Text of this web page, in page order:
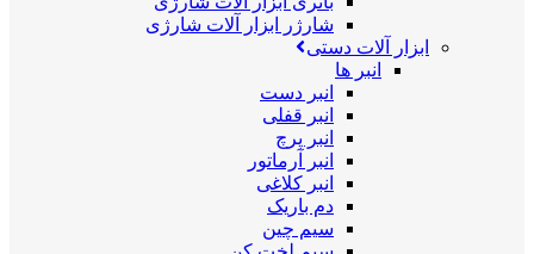
شارژر ابزار آلات شارژی
ابزار آلات دستی
انبر ها
انبر دست
انبر قفلی
انبر پرچ
انبر آرماتور
انبر کلاغی
دم باریک
سیم چین